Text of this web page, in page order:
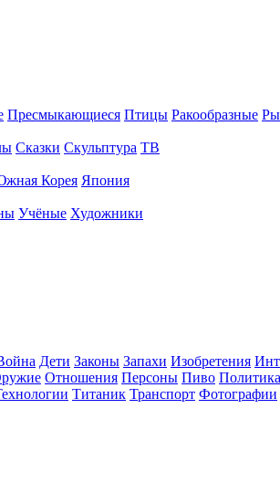
Пресмыкающиеся Птицы Ракообразные
Сказки Скульптура ТВ
Корея Япония
Учёные Художники
Дети Законы Запахи Изобретения
Отношения Персоны Пиво Политика
Титаник Транспорт Фотографии